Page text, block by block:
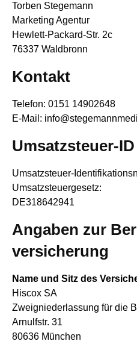
Torben Stegemann
Marketing Agentur
Hewlett-Packard-Str. 2c
76337 Waldbronn
Kontakt
Telefon: 0151 14902648
E-Mail:
Umsatzsteuer-ID
Umsatzsteuer-
Umsatzsteuergesetz:
DE318642941
Angaben zur
versicherung
Name und Sitz des
Hiscox SA
Zweigniederlassung für die
Arnulfstr. 31
80636 München